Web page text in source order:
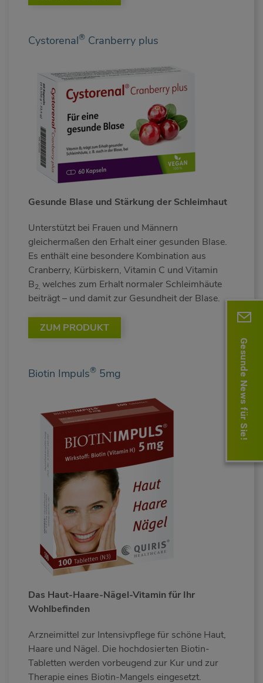
Gesunde News für Sie!
Cystorenal® Cranberry plus
Gesunde Blase und Stärkung der Schleimhaut
Unterstützt bei Frauen und Männern
gleichermaßen den Erhalt einer gesunden Blase.
Es enthält eine besondere Kombination aus
Cranberry, Kürbiskern, Vitamin C und Vitamin
B2, welches zum Erhalt normaler Schleimhäute
beiträgt – und damit zur Gesundheit der Blase.
ZUM PRODUKT
Biotin Impuls® 5mg
Das Haut-Haare-Nägel-Vitamin für Ihr
Wohlbefinden
Arzneimittel zur Intensivpflege für schöne Haut,
Haare und Nägel. Die hochdosierten Biotin-
Tabletten werden vorbeugend zur Kur und zur
Therapie eines Biotin-Mangels eingesetzt.